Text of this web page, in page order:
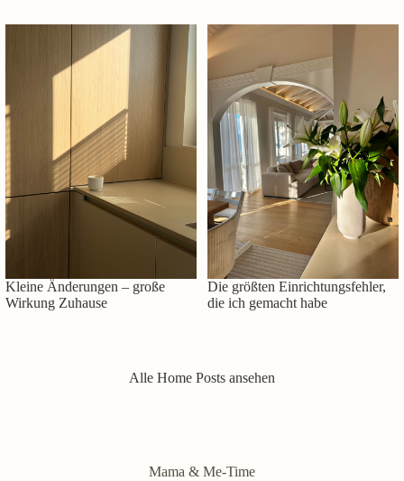
Kleine Änderungen – große
Wirkung Zuhause
Die größten Einrichtungsfehler,
die ich gemacht habe
Alle Home Posts ansehen
Mama & Me-Time